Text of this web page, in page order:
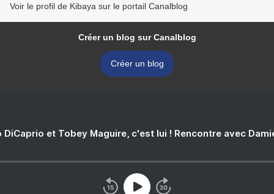
Voir le profil de Kibaya sur le portail Canalblog
Créer un blog sur Canalblog
Créer un blog
DiCaprio et Tobey Maguire, c'est lui ! Rencontre avec